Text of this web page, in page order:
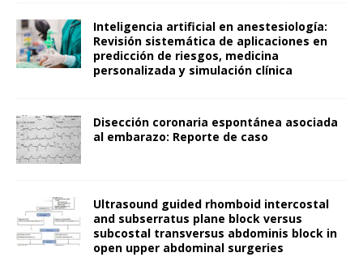
Inteligencia artificial en anestesiología:
Revisión sistemática de aplicaciones en
predicción de riesgos, medicina
personalizada y simulación clínica
Disección coronaria espontánea asociada
al embarazo: Reporte de caso
Ultrasound guided rhomboid intercostal
and subserratus plane block versus
subcostal transversus abdominis block in
open upper abdominal surgeries